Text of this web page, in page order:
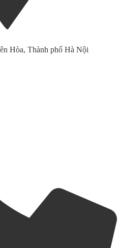
Hòa, Thành phố Hà Nội